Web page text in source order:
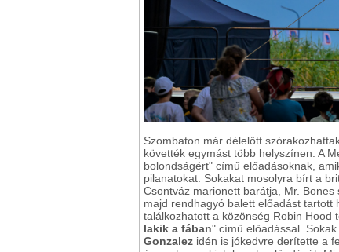
Szombaton már délelőtt
követték egymást több helyszínen. A
bolondságért" című előadásoknak,
pilanatokat. Sokakat mosolyra bírt a
Csontváz marionett barátja, Mr.
majd rendhagyó balett előadást
találkozhatott a közönség Robin Hood
lakik a fában" című előadással.
Gonzalez idén is jókedvre derítette a